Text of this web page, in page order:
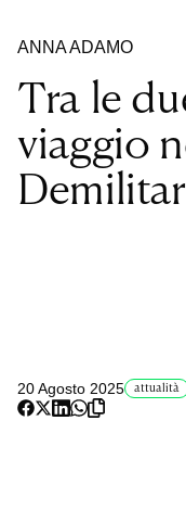
ANNA ADAMO
Tra le
viaggio
20 Agosto 2025 attualità